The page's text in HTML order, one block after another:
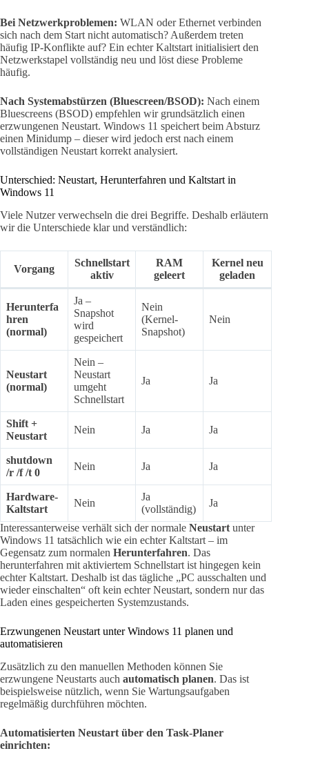
Bei Netzwerkproblemen: WLAN oder Ethernet verbinden
sich nach dem Start nicht automatisch? Außerdem treten
häufig IP-Konflikte auf? Ein echter Kaltstart initialisiert den
Netzwerkstapel vollständig neu und löst diese Probleme
häufig.
Nach Systemabstürzen (Bluescreen/BSOD): Nach einem
Bluescreens (BSOD) empfehlen wir grundsätzlich einen
erzwungenen Neustart. Windows 11 speichert beim Absturz
einen Minidump – dieser wird jedoch erst nach einem
vollständigen Neustart korrekt analysiert.
Unterschied: Neustart, Herunterfahren und Kaltstart in
Windows 11
Viele Nutzer verwechseln die drei Begriffe. Deshalb erläutern
wir die Unterschiede klar und verständlich:
Vorgang
Schnellstart
aktiv
RAM
geleert
Kernel neu
geladen
Herunterfa
hren
(normal)
Ja –
Snapshot
wird
gespeichert
Nein
(Kernel-
Snapshot)
Nein
Neustart
(normal)
Nein –
Neustart
umgeht
Schnellstart
Ja Ja
Shift +
Neustart
Nein Ja Ja
shutdown
/r /f /t 0
Nein Ja Ja
Hardware-
Kaltstart
Nein
Ja
(vollständig)
Ja
Interessanterweise verhält sich der normale Neustart unter
Windows 11 tatsächlich wie ein echter Kaltstart – im
Gegensatz zum normalen Herunterfahren. Das
herunterfahren mit aktiviertem Schnellstart ist hingegen kein
echter Kaltstart. Deshalb ist das tägliche „PC ausschalten und
wieder einschalten“ oft kein echter Neustart, sondern nur das
Laden eines gespeicherten Systemzustands.
Erzwungenen Neustart unter Windows 11 planen und
automatisieren
Zusätzlich zu den manuellen Methoden können Sie
erzwungene Neustarts auch automatisch planen. Das ist
beispielsweise nützlich, wenn Sie Wartungsaufgaben
regelmäßig durchführen möchten.
Automatisierten Neustart über den Task-Planer
einrichten: